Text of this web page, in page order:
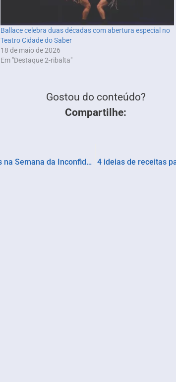
Ballace celebra duas décadas com abertura especial no
Teatro Cidade do Saber
18 de maio de 2026
Em "Destaque 2-ribalta"
Gostou do conteúdo?
Compartilhe:
Tiradentes celebra a cultura e a culinária mineiras na Semana da Inconfidência 4 ideias de receitas